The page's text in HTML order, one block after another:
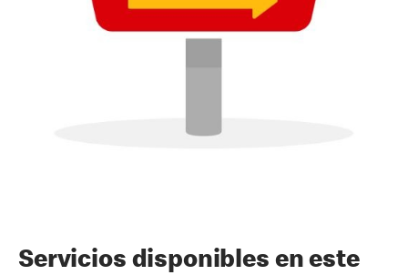
Servicios disponibles en este